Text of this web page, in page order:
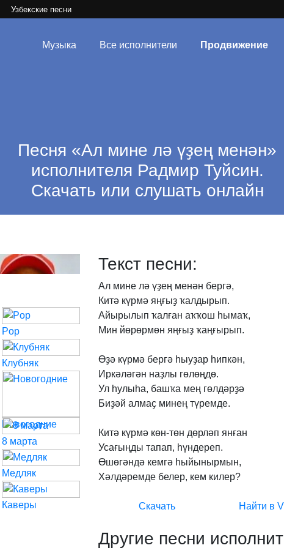
Узбекские песни
Музыка Все исполнители Продвижение
Песня «Ал мине лә үҙең менән»
исполнителя Радмир Туйсин.
Скачать или слушать онлайн
Текст песни:
Ал мине лә үҙең менән бергә,
Китә күрмә яңғыҙ ҡалдырып.
Айырылып ҡалған аҡҡош һымаҡ,
Мин йөрөрмөн яңғыҙ ҡаңғырып.
Өҙә күрмә бергә һыуҙар һипкән,
Иркәләгән наҙлы гөлөңдө.
Ул һулыһа, башҡа мең гөлдәрҙә
Биҙәй алмаҫ минең түремде.
Китә күрмә көн-төн дөрләп янған
Усағыңды тапап, һүндереп.
Өшөгәндә кемгә һыйынырмын,
Хәлдәремде белер, кем килер?
Скачать Найти в
Другие песни
Pop
Клубняк
Новогодние
8 марта
Медляк
Каверы